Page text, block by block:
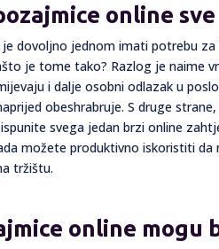
online
dovoljno jednom imati potrebu
je tome tako? Razlog je naime
i dalje osobni odlazak u
obeshrabruje. S druge
svega jedan brzi online
možete produktivno iskoristiti
tržištu.
online mogu